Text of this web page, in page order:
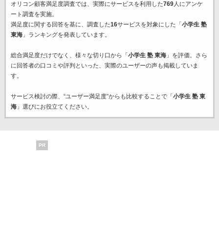
オリコン顧客満足度調査では、実際にサービスを利用した769人にアンケ
ート調査を実施。
満足度に関する回答を基に、調査した16サービスを対象にした「 小学生 塾
東海」ランキングを発表しています。
総合満足度だけでなく、様々な切り口から「 小学生 塾 東海」を評価。さら
に回答者の口コミや評判といった、実際のユーザーの声も掲載していま
す。
サービス検討の際、“ユーザー満足度”からも比較することで「 小学生 塾 東
海」選びにお役立てください。
PR